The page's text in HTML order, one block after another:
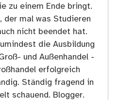
zu einem Ende bringt.
der mal was Studieren
nicht beendet hat.
die Ausbildung
und Außenhandel -
erfolgreich
Ständig fragend in
schauend. Blogger.